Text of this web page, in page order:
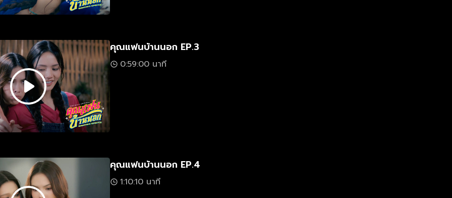
คุณแฟนบ้านนอก EP.3
0:59:00 นาที
คุณแฟนบ้านนอก EP.4
1:10:10 นาที